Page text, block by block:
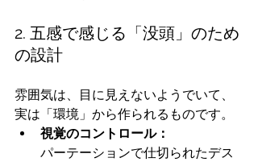
2. 五感で感じる「没頭」のため
の設計
雰囲気は、目に見えないようでいて、
実は「環境」から作られるものです。
視覚のコントロール：
パーテーションで仕切られたデス